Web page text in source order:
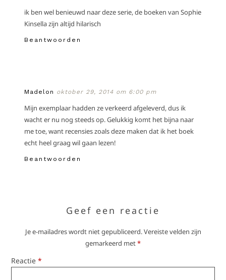
ik ben wel benieuwd naar deze serie, de boeken van Sophie
Kinsella zijn altijd hilarisch
Beantwoorden
Madelon oktober 29, 2014 om 6:00 pm
Mijn exemplaar hadden ze verkeerd afgeleverd, dus ik
wacht er nu nog steeds op. Gelukkig komt het bijna naar
me toe, want recensies zoals deze maken dat ik het boek
echt heel graag wil gaan lezen!
Beantwoorden
Geef een reactie
Je e-mailadres wordt niet gepubliceerd.Vereiste velden zijn
gemarkeerd met*
Reactie*